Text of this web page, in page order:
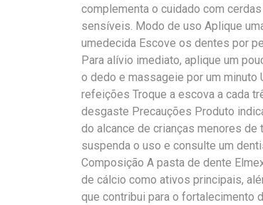
complementa o cuidado com
sensíveis. Modo de uso Aplique
umedecida Escove os dentes por
Para alívio imediato, aplique um
o dedo e massageie por um
refeições Troque a escova a cada
desgaste Precauções Produto
do alcance de crianças menores de
suspenda o uso e consulte um
Composição A pasta de dente
de cálcio como ativos principais,
que contribui para o fortalecimento